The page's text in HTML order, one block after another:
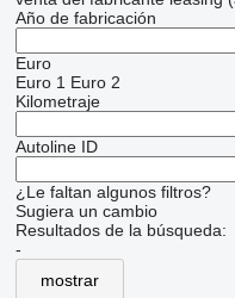
Año de fabricación
Euro
Euro 1 Euro 2
Kilometraje
Autoline ID
¿Le faltan algunos filtros?
Sugiera un cambio
Resultados de la búsqueda:
-
mostrar